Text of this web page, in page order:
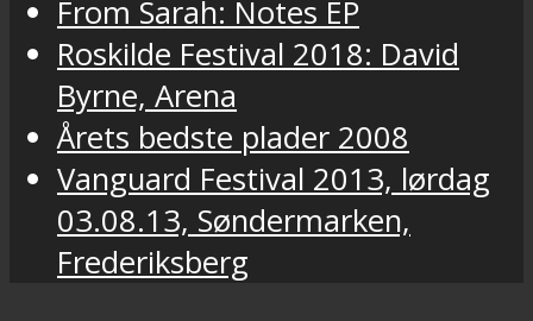
From Sarah: Notes EP
Roskilde Festival 2018: David
Byrne, Arena
Årets bedste plader 2008
Vanguard Festival 2013, lørdag
03.08.13, Søndermarken,
Frederiksberg